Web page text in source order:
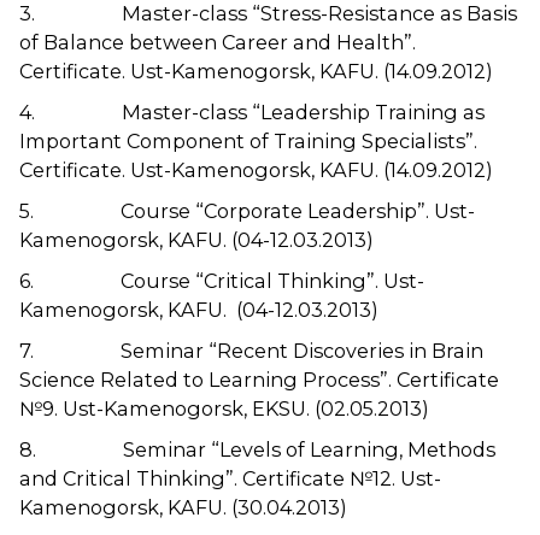
3. Master-class “Stress-Resistance as Basis
of Balance between Career and Health”.
Certificate. Ust-Kamenogorsk, KAFU. (14.09.2012)
4. Master-class “Leadership Training as
Important Component of Training Specialists”.
Certificate. Ust-Kamenogorsk, KAFU. (14.09.2012)
5. Course “Corporate Leadership”. Ust-
Kamenogorsk, KAFU. (04-12.03.2013)
6. Course “Critical Thinking”. Ust-
Kamenogorsk, KAFU. (04-12.03.2013)
7. Seminar “Recent Discoveries in Brain
Science Related to Learning Process”. Certificate
№9. Ust-Kamenogorsk, EKSU. (02.05.2013)
8. Seminar “Levels of Learning, Methods
and Critical Thinking”. Certificate №12. Ust-
Kamenogorsk, KAFU. (30.04.2013)